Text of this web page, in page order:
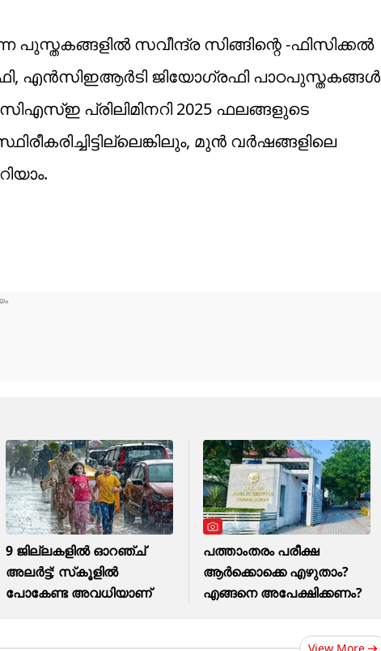
സവീന്ദ്ര സിങ്ങിന്റെ -ഫിസിക്കൽ
എൻ‌സി‌ഇ‌ആർ‌ടി ജിയോഗ്രഫി പാഠപുസ്തകങ്ങൾ
പ്രിലിമിനറി 2025 ഫലങ്ങളുടെ
മുൻ വർഷങ്ങളിലെ
9 ജില്ലകളില്‍ ഓറഞ്ച്
അലര്‍ട്ട്; സ്‌കൂളില്‍
പോകേണ്ട അവധിയാണ്‌
പത്താംതരം പരീക്ഷ
ആര്‍ക്കൊക്കെ എഴുതാം?
എങ്ങനെ അപേക്ഷിക്കണം?